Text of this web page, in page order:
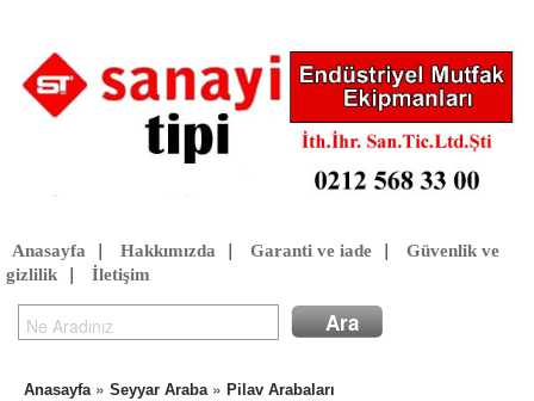
Anasayfa Hakkımızda Garanti ve iade
Güvenlik ve
gizlilik
İletişim
Anasayfa» Seyyar Araba» Pilav Arabaları